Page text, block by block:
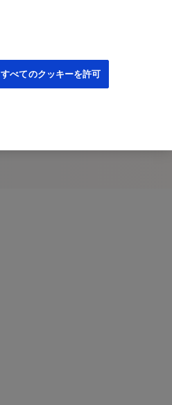
すべてのクッキーを許可